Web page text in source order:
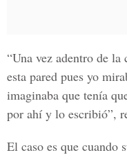
“Una vez adentro de la
esta pared pues yo
imaginaba que tenía
por ahí y lo escribió”,
El caso es que cuando